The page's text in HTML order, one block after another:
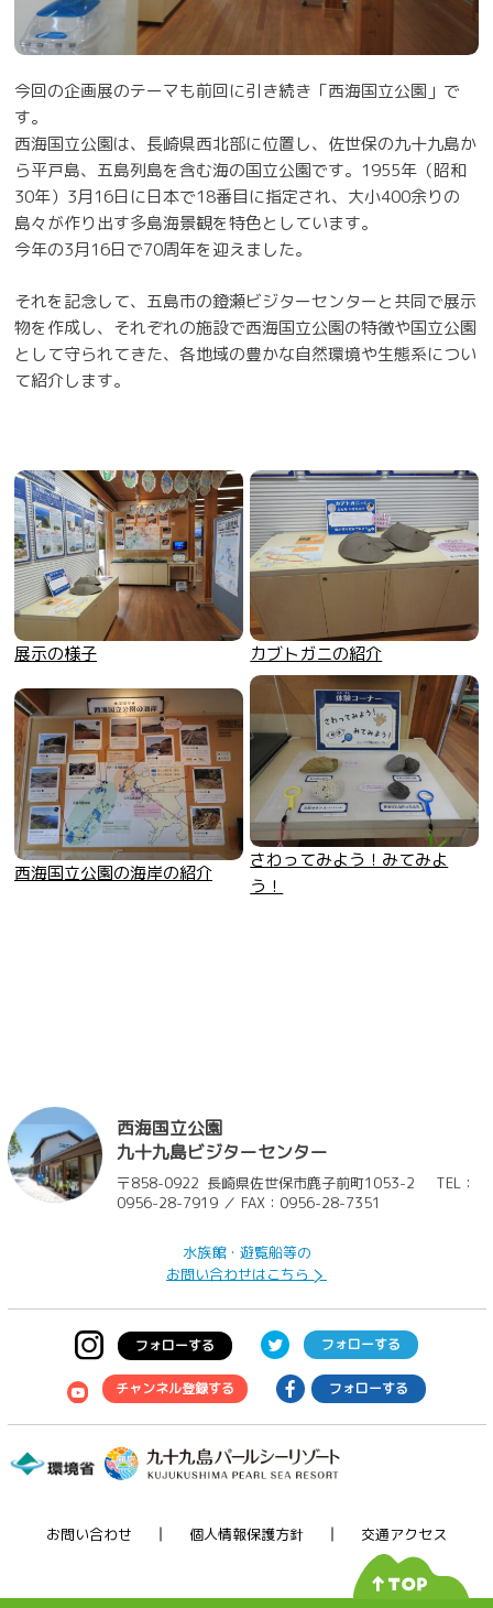
今回の企画展のテーマも前回に引き続き「西海国立公園」で
す。
西海国立公園は、長崎県西北部に位置し、佐世保の九十九島か
ら平戸島、五島列島を含む海の国立公園です。1955年（昭和
30年） 3月16日に日本で18番目に指定され、大小400余りの
島々が作り出す多島海景観を特色としています。
今年の3月16日で70周年を迎えました。
それを記念して、五島市の鐙瀬ビジターセンターと共同で展示
物を作成し、それぞれの施設で西海国立公園の特徴や国立公園
として守られてきた、各地域の豊かな自然環境や生態系につい
て紹介します。
展示の様子 カブトガニの紹介
西海国立公園の海岸の紹介
さわってみよう！みてみよ
う！
西海国立公園
九十九島ビジターセンター
〒858-0922 長崎県佐世保市鹿子前町1053-2
TEL：
0956-28-7919 ／ FAX：0956-28-7351
水族館・遊覧船等の
お問い合わせはこちら
フォローする フォローする
チャンネル登録する フォローする
お問い合わせ 個人情報保護方針 交通アクセス